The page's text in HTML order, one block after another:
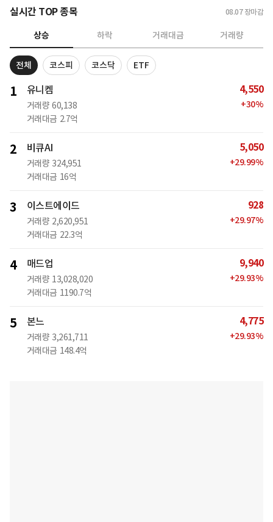
실시간 TOP 종목 08.07 장마감
상승 하락 거래대금 거래량
전체 코스피 코스닥 ETF
1 유니켐
거래량 60,138
거래대금 2.7억
4,550
+30%
2 비큐AI
거래량 324,951
거래대금 16억
5,050
+29.99%
3 이스트에이드
거래량 2,620,951
거래대금 22.3억
928
+29.97%
4 매드업
거래량 13,028,020
거래대금 1190.7억
9,940
+29.93%
5 본느
거래량 3,261,711
거래대금 148.4억
4,775
+29.93%